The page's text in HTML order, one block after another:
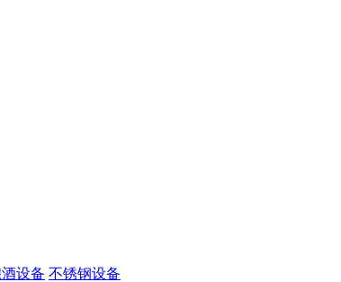
设备 不锈钢设备